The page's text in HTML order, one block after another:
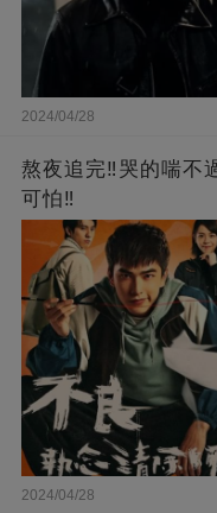
2024/04/28
熬夜追完‼️哭的喘不
可怕‼️
2024/04/28